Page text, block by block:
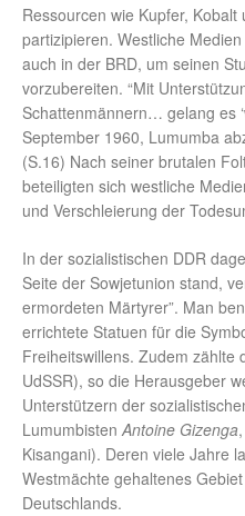
Ressourcen wie Kupfer,
partizipieren. Westliche
auch in der BRD, um seinen
vorzubereiten. “Mit
Schattenmännern… gelang es
September 1960, Lumumba
(S.16) Nach seiner brutalen
beteiligten sich westliche
und Verschleierung der
In der sozialistischen DDR
Seite der Sowjetunion stand,
ermordeten Märtyrer”. Man
errichtete Statuen für die
Freiheitswillens. Zudem zählte
UdSSR), so die Herausgeber
Unterstützern der
LumumbistenAntoine Gizenga
Kisangani). Deren viele Jahre
Westmächte gehaltenes
Deutschlands.